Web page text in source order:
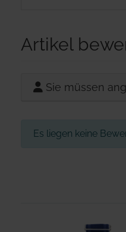
Artikel
Sie müssen
Es liegen keine